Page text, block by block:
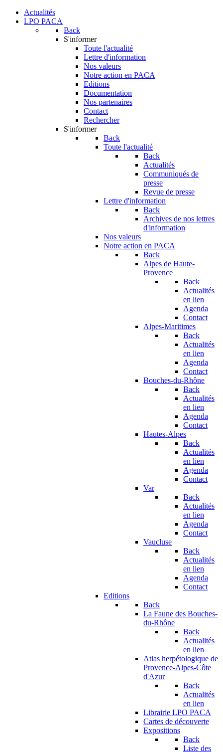
Actualités
LPO PACA
Back
S'informer
Toute l'actualité
Lettre d'information
Nos valeurs
Notre action en PACA
Editions
Documentation
Nos partenaires
Contact
Rechercher
S'informer
Back
Toute l'actualité
Back
Actualités
Communiqués de
presse
Revue de presse
Lettre d'information
Back
Archives de nos lettres
d'information
Nos valeurs
Notre action en PACA
Back
Alpes de Haute-
Provence
Back
Actualités
en lien
Agenda
Contact
Alpes-Maritimes
Back
Actualités
en lien
Agenda
Contact
Bouches-du-Rhône
Back
Actualités
en lien
Agenda
Contact
Hautes-Alpes
Back
Actualités
en lien
Agenda
Contact
Var
Back
Actualités
en lien
Agenda
Contact
Vaucluse
Back
Actualités
en lien
Agenda
Contact
Editions
Back
La Faune des Bouches-
du-Rhône
Back
Actualités
en lien
Atlas herpétologique de
Provence-Alpes-Côte
d'Azur
Back
Actualités
en lien
Librairie LPO PACA
Cartes de découverte
Expositions
Back
Liste des